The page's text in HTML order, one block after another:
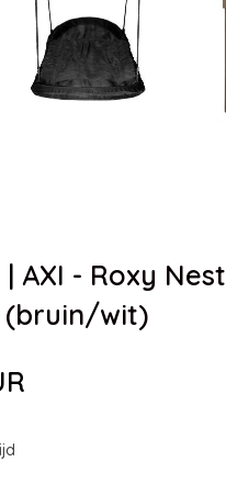
AXI - Roxy Nest
(bruin/wit)